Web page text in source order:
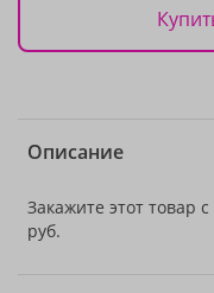
Описание
Закажите этот товар
руб.